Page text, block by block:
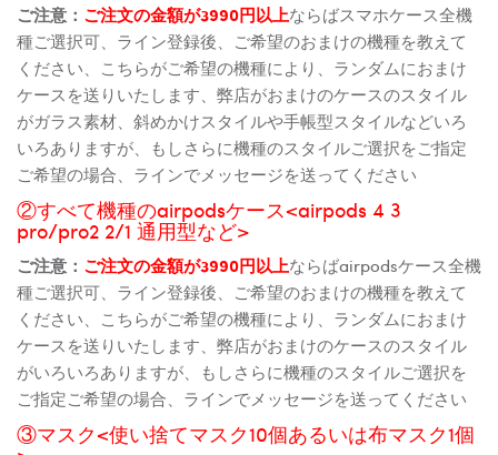
ご注意： ご注文の金額が3990円以上ならばスマホケース全機
種ご選択可、ライン登録後、ご希望のおまけの機種を教えて
ください、こちらがご希望の機種により、ランダムにおまけ
ケースを送りいたします、弊店がおまけのケースのスタイル
がガラス素材、斜めかけスタイルや手帳型スタイルなどいろ
いろありますが、もしさらに機種のスタイルご選択をご指定
ご希望の場合、ラインでメッセージを送ってください
②すべて機種のairpodsケース<airpods 4 3
pro/pro2 2/1 通用型など>
ご注意： ご注文の金額が3990円以上ならばairpodsケース全機
種ご選択可、ライン登録後、ご希望のおまけの機種を教えて
ください、こちらがご希望の機種により、ランダムにおまけ
ケースを送りいたします、弊店がおまけのケースのスタイル
がいろいろありますが、もしさらに機種のスタイルご選択を
ご指定ご希望の場合、ラインでメッセージを送ってください
③マスク<使い捨てマスク10個あるいは布マスク1個